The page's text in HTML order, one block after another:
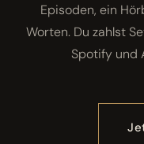
Episoden, ein
Worten. Du zahlst
Spotify und